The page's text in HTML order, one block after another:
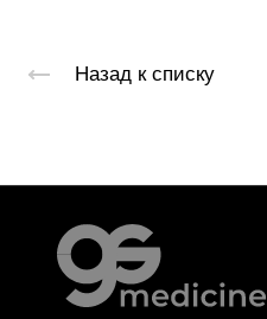
Назад к списку